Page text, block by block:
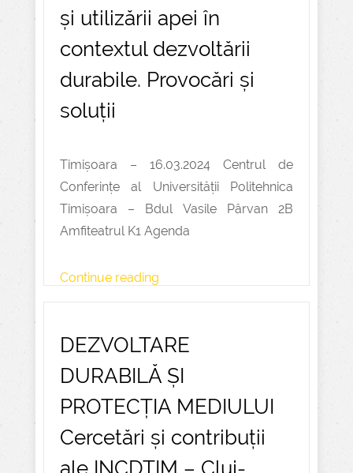
și utilizării apei în
contextul dezvoltării
durabile. Provocări și
soluții
Timișoara – 16.03.2024 Centrul de
Conferințe al Universității Politehnica
Timișoara – Bdul Vasile Pârvan 2B
Amfiteatrul K1 Agenda
Continue reading
DEZVOLTARE
DURABILĂ ȘI
PROTECȚIA MEDIULUI
Cercetări și contribuții
ale INCDTIM – Cluj-